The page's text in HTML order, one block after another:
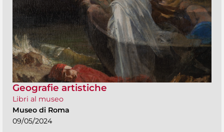
Geografie artistiche
Libri al museo
Museo di Roma
09/05/2024